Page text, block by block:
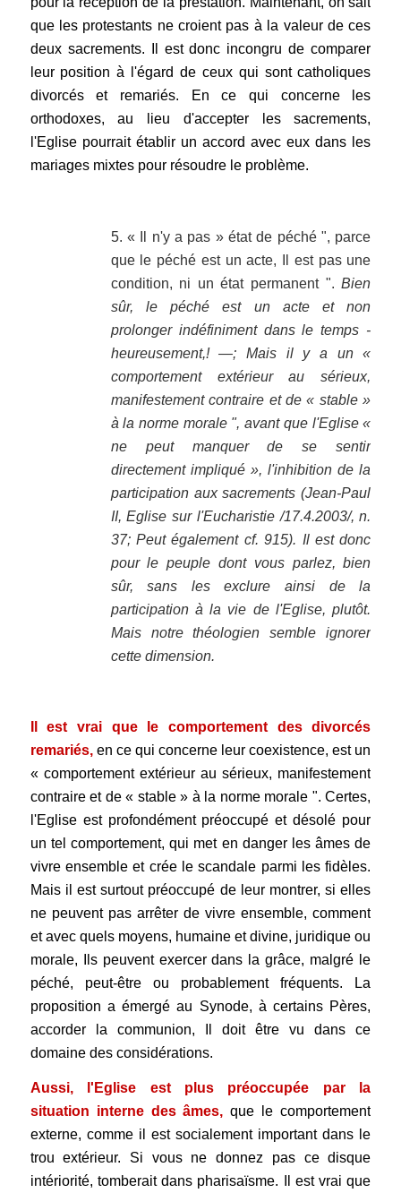
que les protestants ne croient pas à la valeur de ces
deux sacrements. Il est donc incongru de comparer
leur position à l'égard de ceux qui sont catholiques
divorcés et remariés. En ce qui concerne les
orthodoxes, au lieu d'accepter les sacrements,
l'Eglise pourrait établir un accord avec eux dans les
mariages mixtes pour résoudre le problème.
5. « Il n'y a pas » état de péché ", parce
que le péché est un acte, Il est pas une
condition, ni un état permanent ".Bien
sûr, le péché est un acte et non
prolonger indéfiniment dans le temps -
heureusement,! —; Mais il y a un «
comportement extérieur au sérieux,
manifestement contraire et de « stable »
à la norme morale ", avant que l'Eglise «
ne peut manquer de se sentir
directement impliqué », l'inhibition de la
participation aux sacrements (Jean-Paul
II, Eglise sur l'Eucharistie /17.4.2003/, n.
37; Peut également cf. 915). Il est donc
pour le peuple dont vous parlez, bien
sûr, sans les exclure ainsi de la
participation à la vie de l'Eglise, plutôt.
Mais notre théologien semble ignorer
cette dimension.
Il est vrai que le comportement des divorcés
remariés,en ce qui concerne leur coexistence, est un
« comportement extérieur au sérieux, manifestement
contraire et de « stable » à la norme morale ". Certes,
l'Eglise est profondément préoccupé et désolé pour
un tel comportement, qui met en danger les âmes de
vivre ensemble et crée le scandale parmi les fidèles.
Mais il est surtout préoccupé de leur montrer, si elles
ne peuvent pas arrêter de vivre ensemble, comment
et avec quels moyens, humaine et divine, juridique ou
morale, Ils peuvent exercer dans la grâce, malgré le
péché, peut-être ou probablement fréquents. La
proposition a émergé au Synode, à certains Pères,
accorder la communion, Il doit être vu dans ce
domaine des considérations.
Aussi, l'Eglise est plus préoccupée par la
situation interne des âmes, que le comportement
externe, comme il est socialement important dans le
trou extérieur. Si vous ne donnez pas ce disque
intériorité, tomberait dans pharisaïsme. Il est vrai que